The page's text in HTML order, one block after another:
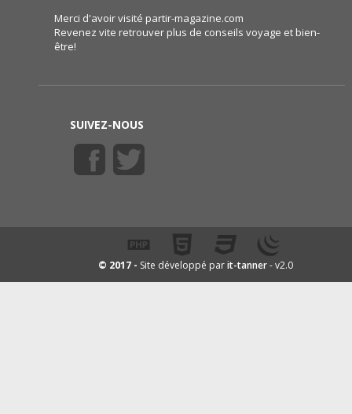
Merci d'avoir visité partir-magazine.com
Revenez vite retrouver plus de conseils voyage et bien-
être!
SUIVEZ-NOUS
© 2017 - Site développé parit-tanner- v2.0